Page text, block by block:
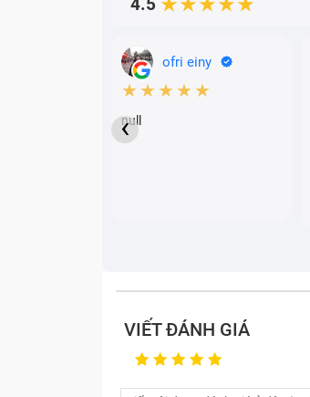
ofri einy
★★★★★
null
‹
VIẾT ĐÁNH GIÁ